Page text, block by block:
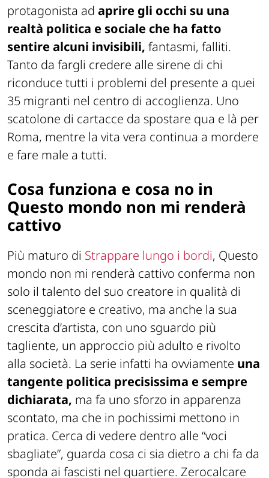
protagonista ad aprire gli occhi su una
realtà politica e sociale che ha fatto
sentire alcuni invisibili, fantasmi, falliti.
Tanto da fargli credere alle sirene di chi
riconduce tutti i problemi del presente a quei
35 migranti nel centro di accoglienza. Uno
scatolone di cartacce da spostare qua e là per
Roma, mentre la vita vera continua a mordere
e fare male a tutti.
Cosa funziona e cosa no in
Questo mondo non mi renderà
cattivo
Più maturo di Strappare lungo i bordi, Questo
mondo non mi renderà cattivo conferma non
solo il talento del suo creatore in qualità di
sceneggiatore e creativo, ma anche la sua
crescita d’artista, con uno sguardo più
tagliente, un approccio più adulto e rivolto
alla società. La serie infatti ha ovviamente una
tangente politica precisissima e sempre
dichiarata, ma fa uno sforzo in apparenza
scontato, ma che in pochissimi mettono in
pratica. Cerca di vedere dentro alle “voci
sbagliate”, guarda cosa ci sia dietro a chi fa da
sponda ai fascisti nel quartiere. Zerocalcare